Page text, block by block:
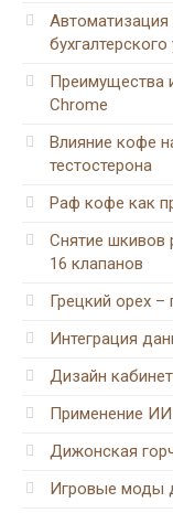
Преимущества
Chrome
Влияние кофе
тестостерона
Раф кофе как
Снятие шкивов
16 клапанов
Грецкий орех
Интеграция
Дизайн
Применение
Дижонская
Игровые моды